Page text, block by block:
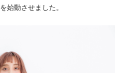
始動させました。